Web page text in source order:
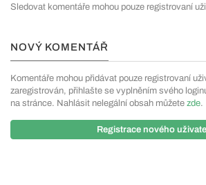
Sledovat komentáře mohou pouze registrovaní
NOVÝ KOMENTÁŘ
Komentáře mohou přidávat pouze registrovaní
zaregistrován, přihlašte se vyplněním svého
na stránce. Nahlásit nelegální obsah můžete zde.
Registrace nového